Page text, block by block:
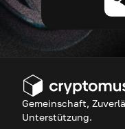
Gemeinschaft,
Unterstützung.